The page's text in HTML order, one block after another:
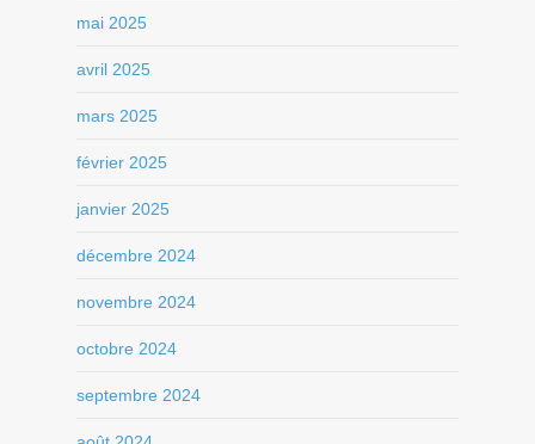
mai 2025
avril 2025
mars 2025
février 2025
janvier 2025
décembre 2024
novembre 2024
octobre 2024
septembre 2024